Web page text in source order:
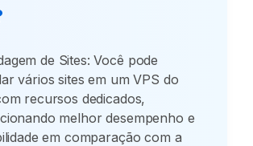
de Sites: Você pode
vários sites em um VPS do
recursos dedicados,
melhor desempenho e
em comparação com a